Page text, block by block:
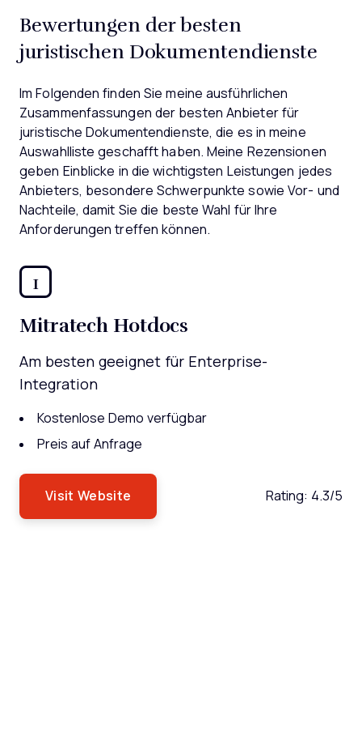
Bewertungen der besten
juristischen Dokumentendienste
Im Folgenden finden Sie meine ausführlichen
Zusammenfassungen der besten Anbieter für
juristische Dokumentendienste, die es in meine
Auswahlliste geschafft haben. Meine Rezensionen
geben Einblicke in die wichtigsten Leistungen jedes
Anbieters, besondere Schwerpunkte sowie Vor- und
Nachteile, damit Sie die beste Wahl für Ihre
Anforderungen treffen können.
1
Mitratech Hotdocs
Am besten geeignet für Enterprise-
Integration
Kostenlose Demo verfügbar
Preis auf Anfrage
Visit Website Rating: 4.3/5